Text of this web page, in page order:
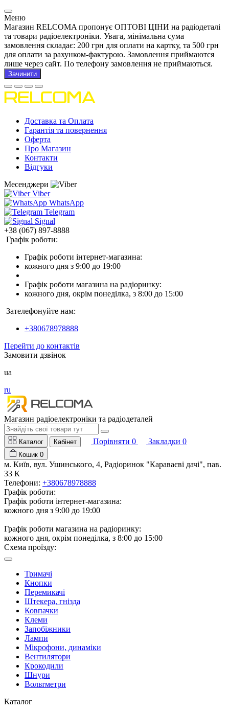
Меню
Магазин RELCOMA пропонує ОПТОВІ ЦІНИ на радіодеталі
та товари радіоелектроніки. Увага, мінімальна сума
замовлення складає: 200 грн для оплати на картку, та 500 грн
для оплати за рахунком-фактурою. Замовлення приймаются
лише через сайт. По телефону замовлення не приймаються.
Зачинити
Доставка та Оплата
Гарантія та повернення
Оферта
Про Магазин
Контакти
Відгуки
Месенджери
Viber
WhatsApp
Telegram
Signal
+38 (067) 897-8888
Графік роботи:
Графік роботи інтернет-магазина:
кожного дня з 9:00 до 19:00
Графік роботи магазина на радіоринку:
кожного дня, окрім понеділка, з 8:00 до 15:00
Зателефонуйте нам:
+380678978888
Перейти до контактів
Замовити дзвінок
ua
ru
Магазин радіоелектроніки та радіодеталей
Каталог Кабінет Порівняти 0 Закладки 0
Кошик 0
м. Київ, вул. Ушинського, 4, Радіоринок "Караваєві дачі", пав.
33 К
Телефони: +380678978888
Графік роботи:
Графік роботи інтернет-магазина:
кожного дня з 9:00 до 19:00
Графік роботи магазина на радіоринку:
кожного дня, окрім понеділка, з 8:00 до 15:00
Схема проїзду:
Тримачі
Кнопки
Перемикачі
Штекера, гнізда
Ковпачки
Клеми
Запобіжники
Лампи
Мікрофони, динаміки
Вентилятори
Крокодили
Шнури
Вольтметри
Каталог